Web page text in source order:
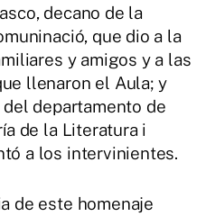
decano de la
que dio a la
y amigos y a las
llenaron el Aula; y
departamento de
de la Literatura i
a los intervinientes.
de este homenaje